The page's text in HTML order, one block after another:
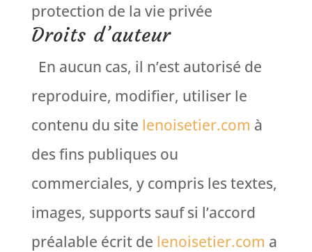
protection de la vie privée
Droits d’auteur
En aucun cas, il n’est autorisé de
reproduire, modifier, utiliser le
contenu du site lenoisetier.com à
des fins publiques ou
commerciales, y compris les textes,
images, supports sauf si l’accord
préalable écrit de lenoisetier.com a